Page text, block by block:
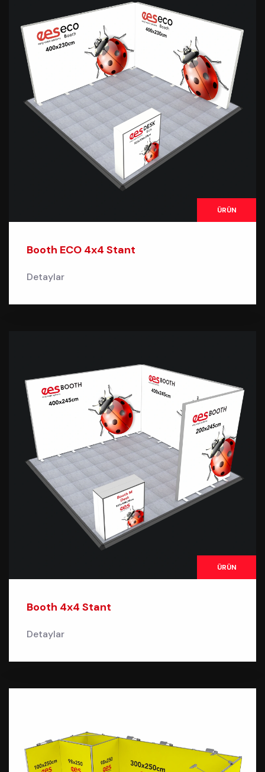
ÜRÜN
Booth ECO 4x4 Stant
Detaylar
ÜRÜN
Booth 4x4 Stant
Detaylar